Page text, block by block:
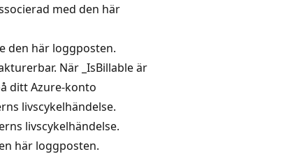
med den här
den här loggposten.
När _IsBillable är
ditt Azure-konto
livscykelhändelse.
livscykelhändelse.
här loggposten.